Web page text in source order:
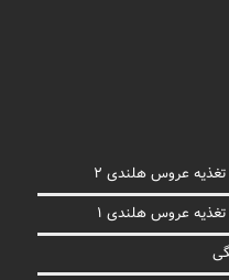
عروس هلندی 2
عروس هلندی 1